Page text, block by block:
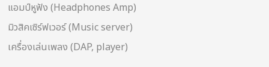
แอมป์หูฟัง (Headphones Amp)
มิวสิคเซิร์ฟเวอร์ (Music server)
เครื่องเล่นเพลง (DAP, player)